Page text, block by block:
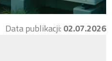
Data publikacji: 02.07.2026